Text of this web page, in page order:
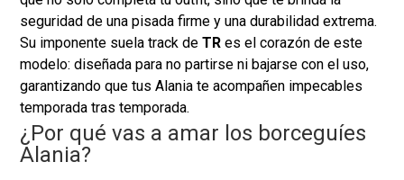
seguridad de una pisada firme y una durabilidad extrema.
Su imponente suela track deTR es el corazón de este
modelo: diseñada para no partirse ni bajarse con el uso,
garantizando que tus Alania te acompañen impecables
temporada tras temporada.
¿Por qué vas a amar los borceguíes
Alania?